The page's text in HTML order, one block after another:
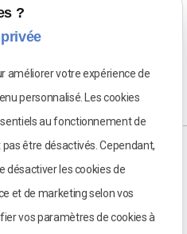
?
améliorer votre expérience de
personnalisé. Les cookies
au fonctionnement de
être désactivés. Cependant,
désactiver les cookies de
et de marketing selon vos
vos paramètres de cookies à